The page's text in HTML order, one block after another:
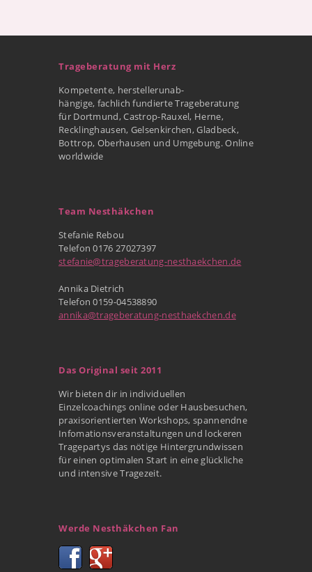
Trageberatung mit Herz
Kompetente, herstellerunab-
hängige, fachlich fundierte Trageberatung
für Dortmund, Castrop-Rauxel, Herne,
Recklinghausen, Gelsenkirchen, Gladbeck,
Bottrop, Oberhausen und Umgebung. Online
worldwide
Team Nesthäkchen
Stefanie Rebou
Telefon 0176 27027397
stefanie@trageberatung-nesthaekchen.de
Annika Dietrich
Telefon 0159-04538890
annika@trageberatung-nesthaekchen.de
Das Original seit 2011
Wir bieten dir in individuellen
Einzelcoachings online oder Hausbesuchen,
praxisorientierten Workshops, spannendne
Infomationsveranstaltungen und lockeren
Tragepartys das nötige Hintergrundwissen
für einen optimalen Start in eine glückliche
und intensive Tragezeit.
Werde Nesthäkchen Fan